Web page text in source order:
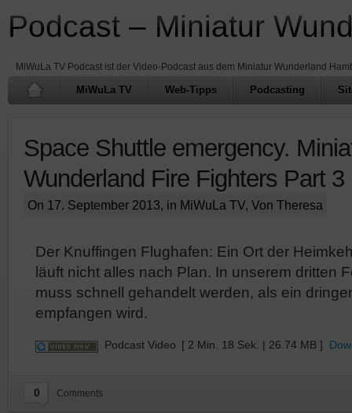
Podcast – Miniatur
MiWuLa TV Podcast ist der Video-Podcast aus dem Miniatur Wunderland
MiWuLa TV Web-Tipps Podcasting
Space Shuttle emergency.
Wunderland Fire Fighters Part 3
On 17. September 2013, in MiWuLa TV, Von Theresa
Der Knuffingen Flughafen: Ein Ort der
läuft nicht alles nach Plan. In unserem dritten
muss schnell gehandelt werden, als ein
empfangen wird.
Podcast Video [ 2 Min. 18 Sek. | 26.74 MB ]
0 Comments